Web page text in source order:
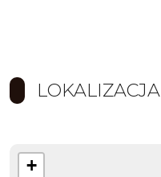
LOKALIZACJA
+